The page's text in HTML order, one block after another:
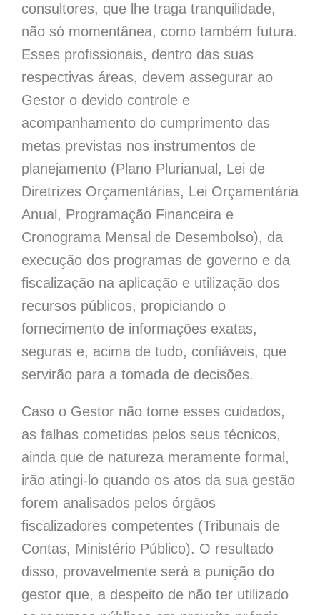
consultores, que lhe traga tranquilidade,
não só momentânea, como também futura.
Esses profissionais, dentro das suas
respectivas áreas, devem assegurar ao
Gestor o devido controle e
acompanhamento do cumprimento das
metas previstas nos instrumentos de
planejamento (Plano Plurianual, Lei de
Diretrizes Orçamentárias, Lei Orçamentária
Anual, Programação Financeira e
Cronograma Mensal de Desembolso), da
execução dos programas de governo e da
fiscalização na aplicação e utilização dos
recursos públicos, propiciando o
fornecimento de informações exatas,
seguras e, acima de tudo, confiáveis, que
servirão para a tomada de decisões.
Caso o Gestor não tome esses cuidados,
as falhas cometidas pelos seus técnicos,
ainda que de natureza meramente formal,
irão atingi-lo quando os atos da sua gestão
forem analisados pelos órgãos
fiscalizadores competentes (Tribunais de
Contas, Ministério Público). O resultado
disso, provavelmente será a punição do
gestor que, a despeito de não ter utilizado